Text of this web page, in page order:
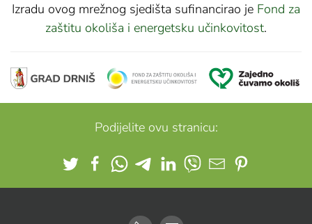
Izradu ovog mrežnog sjedišta sufinancirao je Fond za
zaštitu okoliša i energetsku učinkovitost.
Podijelite ovu stranicu: